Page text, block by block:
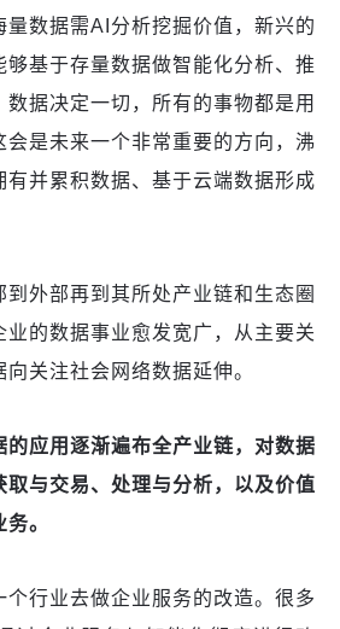
量数据需AI分析挖掘价值，新兴的
基于存量数据做智能化分析、推
数据决定一切，所有的事物都是用
会是未来一个非常重要的方向 ， 沸
有并累积数据、基于云端数据形成
到外部再到其所处产业链和生态圈
业的数据事业愈发宽广，从主要关
向关注社会网络数据延伸。
的应用逐渐遍布全产业链， 对数据
取与交易、处理与分析，以及价值
务。
个行业去做企业服务的改造。很多